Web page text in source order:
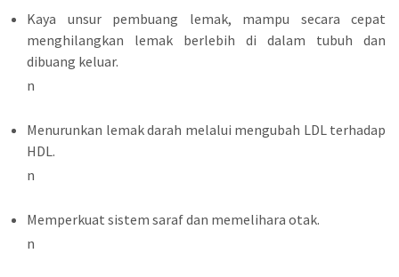
Kaya unsur pembuang lemak, mampu secara cepat
menghilangkan lemak berlebih di dalam tubuh dan
dibuang keluar.
n
Menurunkan lemak darah melalui mengubah LDL terhadap
HDL.
n
Memperkuat sistem saraf dan memelihara otak.
n